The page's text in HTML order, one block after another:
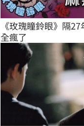
《玫瑰瞳鈴眼》隔
全瘋了